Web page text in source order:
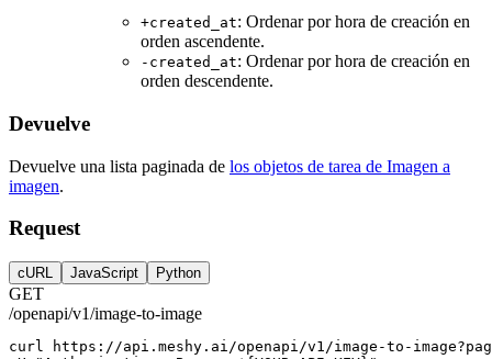
+created_at: Ordenar por hora de creación en
orden ascendente.
-created_at: Ordenar por hora de creación en
orden descendente.
Devuelve
Devuelve una lista paginada de los objetos de tarea de Imagen a
imagen.
Request
cURL JavaScript Python
GET
/openapi/v1/image-to-image
curl
https://api.meshy.ai/openapi/v1/image-to-